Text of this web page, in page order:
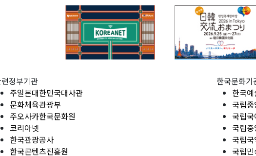
정부기관
주일본대한민국대사관
문화체육관광부
주오사카한국문화원
코리아넷
한국관광공사
한국콘텐츠진흥원
한국문화기
한국
국립
국립국
국립
국립국
국립